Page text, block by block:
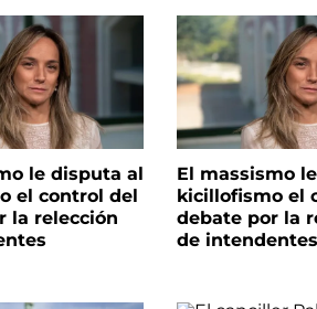
le disputa al
el control del
la relección
El massismo
kicillofismo el
debate por la
de intendentes